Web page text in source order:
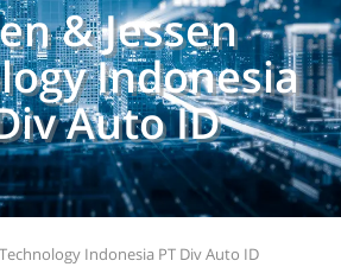
& Jessen
Indonesia
Auto ID
Technology Indonesia PT Div Auto ID